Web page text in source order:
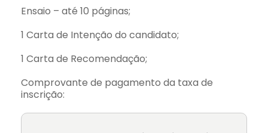
Ensaio – até 10 páginas;
1 Carta de Intenção do candidato;
1 Carta de Recomendação;
Comprovante de pagamento da taxa de
inscrição: